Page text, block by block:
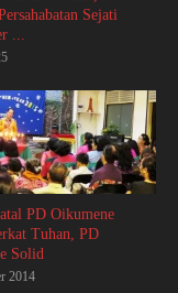
Sejati
...
PD Oikumene
Tuhan, PD
Solid
2014